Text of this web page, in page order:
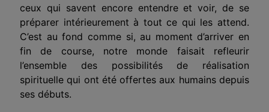
ceux qui savent encore entendre et voir, de se
préparer intérieurement à tout ce qui les attend.
C’est au fond comme si, au moment d’arriver en
fin de course, notre monde faisait refleurir
l’ensemble des possibilités de réalisation
spirituelle qui ont été offertes aux humains depuis
ses débuts.